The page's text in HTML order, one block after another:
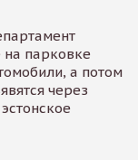
на парковке
а потом
через